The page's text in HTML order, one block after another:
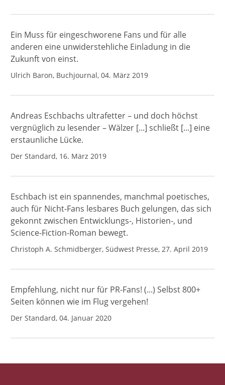
Ein Muss für eingeschworene Fans und für alle
anderen eine unwiderstehliche Einladung in die
Zukunft von einst.
Ulrich Baron, Buchjournal, 04. März 2019
Andreas Eschbachs ultrafetter – und doch höchst
vergnüglich zu lesender – Wälzer [...] schließt [...] eine
erstaunliche Lücke.
Der Standard, 16. März 2019
Eschbach ist ein spannendes, manchmal poetisches,
auch für Nicht-Fans lesbares Buch gelungen, das sich
gekonnt zwischen Entwicklungs-, Historien-, und
Science-Fiction-Roman bewegt.
Christoph A. Schmidberger, Südwest Presse, 27. April 2019
Empfehlung, nicht nur für PR-Fans! (...) Selbst 800+
Seiten können wie im Flug vergehen!
Der Standard, 04. Januar 2020